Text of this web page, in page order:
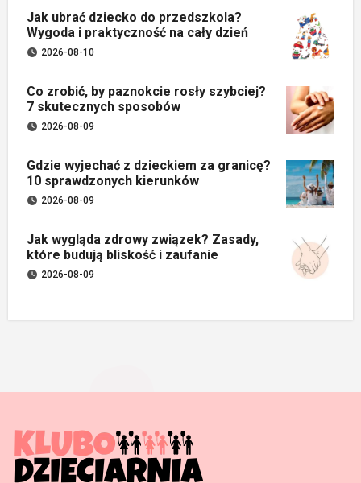
Jak ubrać dziecko do przedszkola?
Wygoda i praktyczność na cały dzień
2026-08-10
Co zrobić, by paznokcie rosły szybciej?
7 skutecznych sposobów
2026-08-09
Gdzie wyjechać z dzieckiem za granicę?
10 sprawdzonych kierunków
2026-08-09
Jak wygląda zdrowy związek? Zasady,
które budują bliskość i zaufanie
2026-08-09